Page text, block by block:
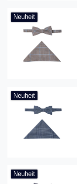
Neuheit
Neuheit
Neuheit